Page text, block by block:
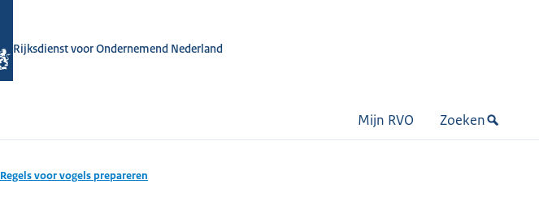
Rijksdienst voor Ondernemend Nederland
Mijn RVO Zoeken
Regels voor vogels prepareren